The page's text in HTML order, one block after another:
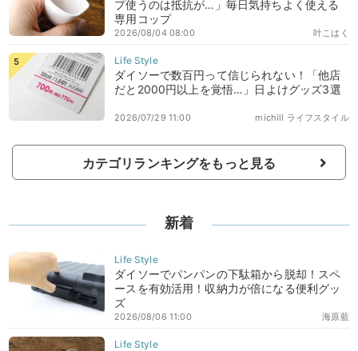
プ使うのは抵抗が…」毎日気持ちよく使える
専用コップ
叶こはく
2026/08/04 08:00
ダイソーで数百円って信じられない！「他店
だと2000円以上を覚悟…」日よけグッズ3選
michill ライフスタイル
2026/07/29 11:00
カテゴリランキングをもっと見る
新着
ダイソーでパンパンの下駄箱から脱却！スペ
ースを有効活用！収納力が倍になる便利グッ
ズ
海原藍
2026/08/06 11:00